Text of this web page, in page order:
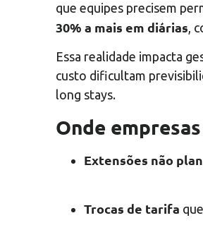
que equipes precisem
30% a mais em diárias,
Essa realidade impacta
custo dificultam
long stays.
Onde
Extensões não
Trocas de tarifa